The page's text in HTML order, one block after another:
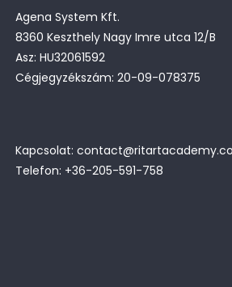
Agena System Kft.
8360 Keszthely Nagy Imre utca 12/B
Asz: HU32061592
Cégjegyzékszám: 20-09-078375
Kapcsolat:
Telefon: +36-205-591-758